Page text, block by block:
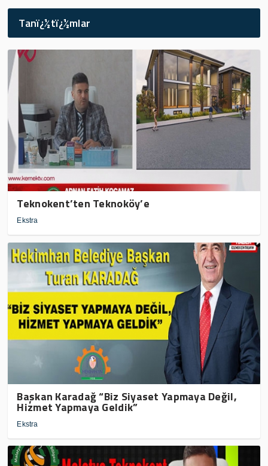
Tanï¿½tï¿½mlar
Teknokent’ten Teknoköy’e
Ekstra
Başkan Karadağ “Biz Siyaset Yapmaya Değil,
Hizmet Yapmaya Geldik”
Ekstra